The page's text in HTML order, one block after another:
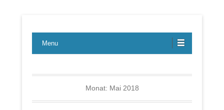
LBE-Express
Menu
Monat: Mai 2018